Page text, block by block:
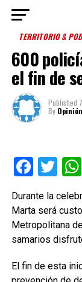
TERRITORIO &
600
el fin de
Published
By
Durante la
Marta será
Metropolitana
samarios
El fin de esta